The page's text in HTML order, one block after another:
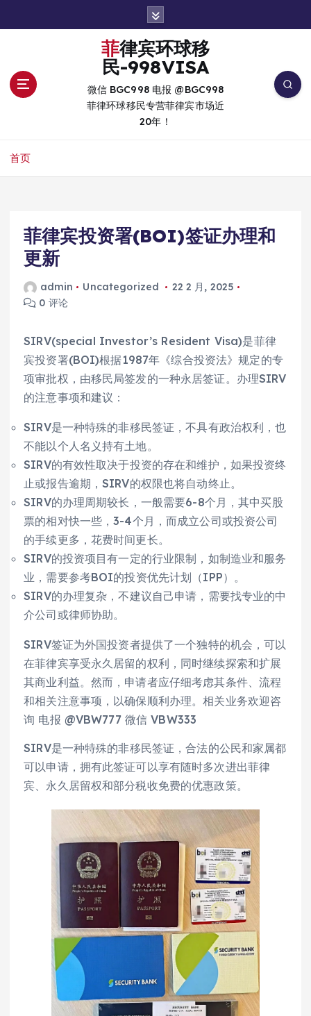
菲律宾环球移
民-998VISA
微信 BGC998 电报 @BGC998
菲律环球移民专营菲律宾市场近
20年！
首页
菲律宾投资署(BOI)签证办理和
更新
admin Uncategorized
22 2 月, 2025
0 评论
SIRV(special Investor’s Resident Visa)是菲律
宾投资署(BOI)根据1987年《综合投资法》规定的专
项审批权，由移民局签发的一种永居签证。办理SIRV
的注意事项和建议：
SIRV是一种特殊的非移民签证，不具有政治权利，也
不能以个人名义持有土地。
SIRV的有效性取决于投资的存在和维护，如果投资终
止或报告逾期，SIRV的权限也将自动终止。
SIRV的办理周期较长，一般需要6-8个月，其中买股
票的相对快一些，3-4个月，而成立公司或投资公司
的手续更多，花费时间更长。
SIRV的投资项目有一定的行业限制，如制造业和服务
业，需要参考BOI的投资优先计划（IPP）。
SIRV的办理复杂，不建议自己申请，需要找专业的中
介公司或律师协助。
SIRV签证为外国投资者提供了一个独特的机会，可以
在菲律宾享受永久居留的权利，同时继续探索和扩展
其商业利益。然而，申请者应仔细考虑其条件、流程
和相关注意事项，以确保顺利办理。相关业务欢迎咨
询 电报 @VBW777 微信 VBW333
SIRV是一种特殊的非移民签证，合法的公民和家属都
可以申请，拥有此签证可以享有随时多次进出菲律
宾、永久居留权和部分税收免费的优惠政策。